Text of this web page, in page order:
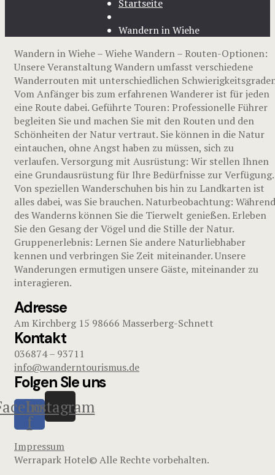
Startseite
Wandern in Wiehe
Wandern in Wiehe – Wiehe Wandern – Routen-Optionen:
Unsere Veranstaltung Wandern umfasst verschiedene
Wanderrouten mit unterschiedlichen
Vom Anfänger bis zum erfahrenen Wanderer ist für jeden
eine Route dabei. Geführte Touren: Professionelle Führer
begleiten Sie und machen Sie mit den Routen und den
Schönheiten der Natur vertraut. Sie können in die Natur
eintauchen, ohne Angst haben zu müssen, sich zu
verlaufen. Versorgung mit Ausrüstung: Wir stellen Ihnen
eine Grundausrüstung für Ihre Bedürfnisse zur Verfügung.
Von speziellen Wanderschuhen bis hin zu Landkarten ist
alles dabei, was Sie brauchen. Naturbeobachtung: Während
des Wanderns können Sie die Tierwelt genießen. Erleben
Sie den Gesang der Vögel und die Stille der Natur.
Gruppenerlebnis: Lernen Sie andere Naturliebhaber
kennen und verbringen Sie Zeit miteinander. Unsere
Wanderungen ermutigen unsere Gäste, miteinander zu
interagieren.
Adresse
Am Kirchberg 15 98666 Masserberg-Schnett
Kontakt
036874 – 93711
info@wanderntourismus.de
Folgen SIe uns
f
Instagram
Impressum
Werrapark Hotel© Alle Rechte vorbehalten.